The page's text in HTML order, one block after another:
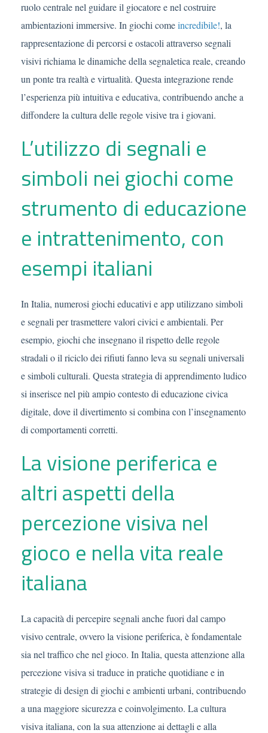
ruolo centrale nel guidare il giocatore e nel costruire
ambientazioni immersive. In giochi comeincredibile!, la
rappresentazione di percorsi e ostacoli attraverso segnali
visivi richiama le dinamiche della segnaletica reale, creando
un ponte tra realtà e virtualità. Questa integrazione rende
l’esperienza più intuitiva e educativa, contribuendo anche a
diffondere la cultura delle regole visive tra i giovani.
L’utilizzo di segnali e
simboli nei giochi come
strumento di educazione
e intrattenimento, con
esempi italiani
In Italia, numerosi giochi educativi e app utilizzano simboli
e segnali per trasmettere valori civici e ambientali. Per
esempio, giochi che insegnano il rispetto delle regole
stradali o il riciclo dei rifiuti fanno leva su segnali universali
e simboli culturali. Questa strategia di apprendimento ludico
si inserisce nel più ampio contesto di educazione civica
digitale, dove il divertimento si combina con l’insegnamento
di comportamenti corretti.
La visione periferica e
altri aspetti della
percezione visiva nel
gioco e nella vita reale
italiana
La capacità di percepire segnali anche fuori dal campo
visivo centrale, ovvero la visione periferica, è fondamentale
sia nel traffico che nel gioco. In Italia, questa attenzione alla
percezione visiva si traduce in pratiche quotidiane e in
strategie di design di giochi e ambienti urbani, contribuendo
a una maggiore sicurezza e coinvolgimento. La cultura
visiva italiana, con la sua attenzione ai dettagli e alla